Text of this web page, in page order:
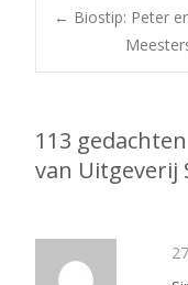
← Biostip: Peter
113
van Uitgeverij